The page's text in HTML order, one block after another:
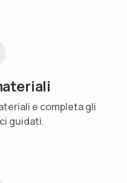
e completa gli
guidati.